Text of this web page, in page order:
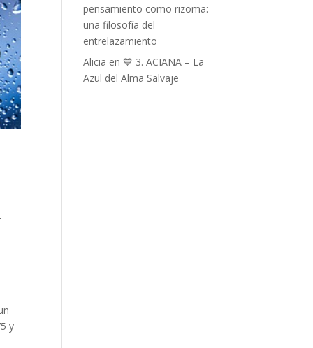
y
pensamiento como rizoma:
una filosofía del
entrelazamiento
Alicia en 💙 3. ACIANA – La
Azul del Alma Salvaje